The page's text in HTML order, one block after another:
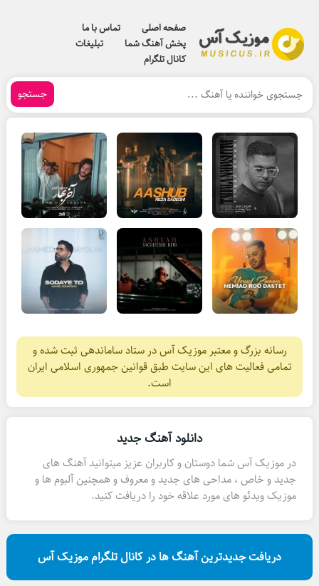
صفحه اصلی
تماس با ما
پخش آهنگ شما
تبلیغات
کانال تلگرام
جستجو
رسانه بزرگ و معتبر موزیک آس در ستاد ساماندهی ثبت شده و
تمامی فعالیت های این سایت طبق قوانین جمهوری اسلامی ایران
است.
دانلود آهنگ جدید
در موزیک آس شما دوستان و کاربران عزیز میتوانید آهنگ های
جدید و خاص ، مداحی های جدید و معروف و همچنین آلبوم ها و
موزیک ویدئو های مورد علاقه خود را دریافت کنید.
دریافت جدیدترین آهنگ ها در کانال تلگرام موزیک آس